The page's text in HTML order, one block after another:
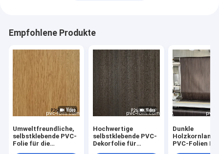
Empfohlene Produkte
Umweltfreundliche,
selbstklebende PVC-
Folie für die
Hochwertige
selbstklebende PVC-
Dekorfolie für
Dunkle
PVC-Folien